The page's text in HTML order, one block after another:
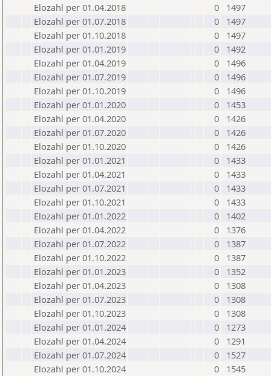
Elozahl per 01.04.2018
0
1497
Elozahl per 01.07.2018
0
1497
Elozahl per 01.10.2018
0
1497
Elozahl per 01.01.2019
0
1492
Elozahl per 01.04.2019
0
1496
Elozahl per 01.07.2019
0
1496
Elozahl per 01.10.2019
0
1496
Elozahl per 01.01.2020
0
1453
Elozahl per 01.04.2020
0
1426
Elozahl per 01.07.2020
0
1426
Elozahl per 01.10.2020
0
1426
Elozahl per 01.01.2021
0
1433
Elozahl per 01.04.2021
0
1433
Elozahl per 01.07.2021
0
1433
Elozahl per 01.10.2021
0
1433
Elozahl per 01.01.2022
0
1402
Elozahl per 01.04.2022
0
1376
Elozahl per 01.07.2022
0
1387
Elozahl per 01.10.2022
0
1387
Elozahl per 01.01.2023
0
1352
Elozahl per 01.04.2023
0
1308
Elozahl per 01.07.2023
0
1308
Elozahl per 01.10.2023
0
1308
Elozahl per 01.01.2024
0
1273
Elozahl per 01.04.2024
0
1291
Elozahl per 01.07.2024
0
1527
Elozahl per 01.10.2024
0
1545